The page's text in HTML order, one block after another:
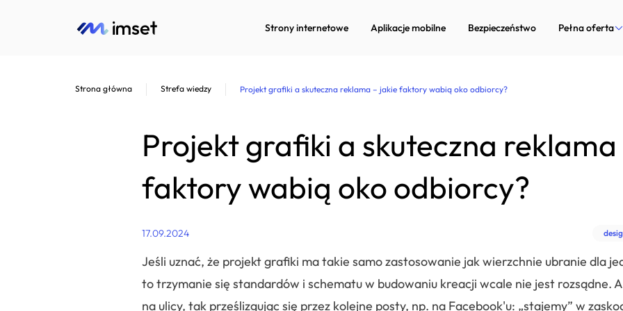
Strony internetowe Aplikacje mobilne Bezpieczeństwo Pełna oferta
Systemy
Strona główna Strefa wiedzy Projekt grafiki a skuteczna reklama – jakie faktory wabią oko odbiorcy?
Projekt grafiki a skuteczna reklama
faktory wabią oko odbiorcy?
17.09.2024
Jeśli uznać, że projekt grafiki ma takie samo zastosowanie jak wierzchnie ubranie dla
to trzymanie się standardów i schematu w budowaniu kreacji wcale nie jest rozsądne.
na ulicy, tak prześlizgując się przez kolejne posty, np. na Facebook'u: „stajemy” w